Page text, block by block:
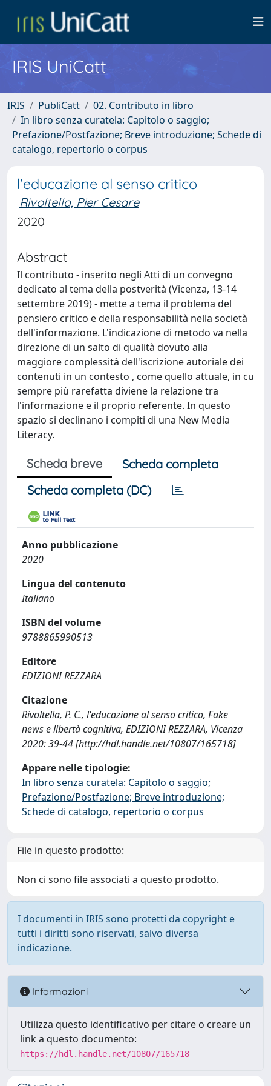
IRIS UniCatt
IRIS PubliCatt
02. Contributo in libro
In libro senza curatela: Capitolo o saggio;
Prefazione/Postfazione; Breve introduzione; Schede di
catalogo, repertorio o corpus
l'educazione al senso critico
Rivoltella, Pier Cesare
2020
Abstract
Il contributo - inserito negli Atti di un convegno
dedicato al tema della postverità (Vicenza, 13-14
settembre 2019) - mette a tema il problema del
pensiero critico e della responsabilità nella società
dell'informazione. L'indicazione di metodo va nella
direzione di un salto di qualità dovuto alla
maggiore complessità dell'iscrizione autoriale dei
contenuti in un contesto , come quello attuale, in cu
sempre più rarefatta diviene la relazione tra
l'informazione e il proprio referente. In questo
spazio si declinano i compiti di una New Media
Literacy.
Scheda breve
Scheda completa
Scheda completa (DC)
Anno pubblicazione
2020
Lingua del contenuto
Italiano
ISBN del volume
9788865990513
Editore
EDIZIONI REZZARA
Citazione
Rivoltella, P. C., l'educazione al senso critico, Fake
news e libertà cognitiva, EDIZIONI REZZARA, Vicenza
2020: 39-44 [http://hdl.handle.net/10807/165718]
Appare nelle tipologie:
In libro senza curatela: Capitolo o saggio;
Prefazione/Postfazione; Breve introduzione;
Schede di catalogo, repertorio o corpus
File in questo prodotto:
Non ci sono file associati a questo prodotto.
I documenti in IRIS sono protetti da copyright e
tutti i diritti sono riservati, salvo diversa
indicazione.
Informazioni
Utilizza questo identificativo per citare o creare un
link a questo documento:
https://hdl.handle.net/10807/165718